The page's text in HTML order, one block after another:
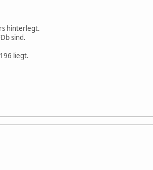
hinterlegt.
sind.
liegt.